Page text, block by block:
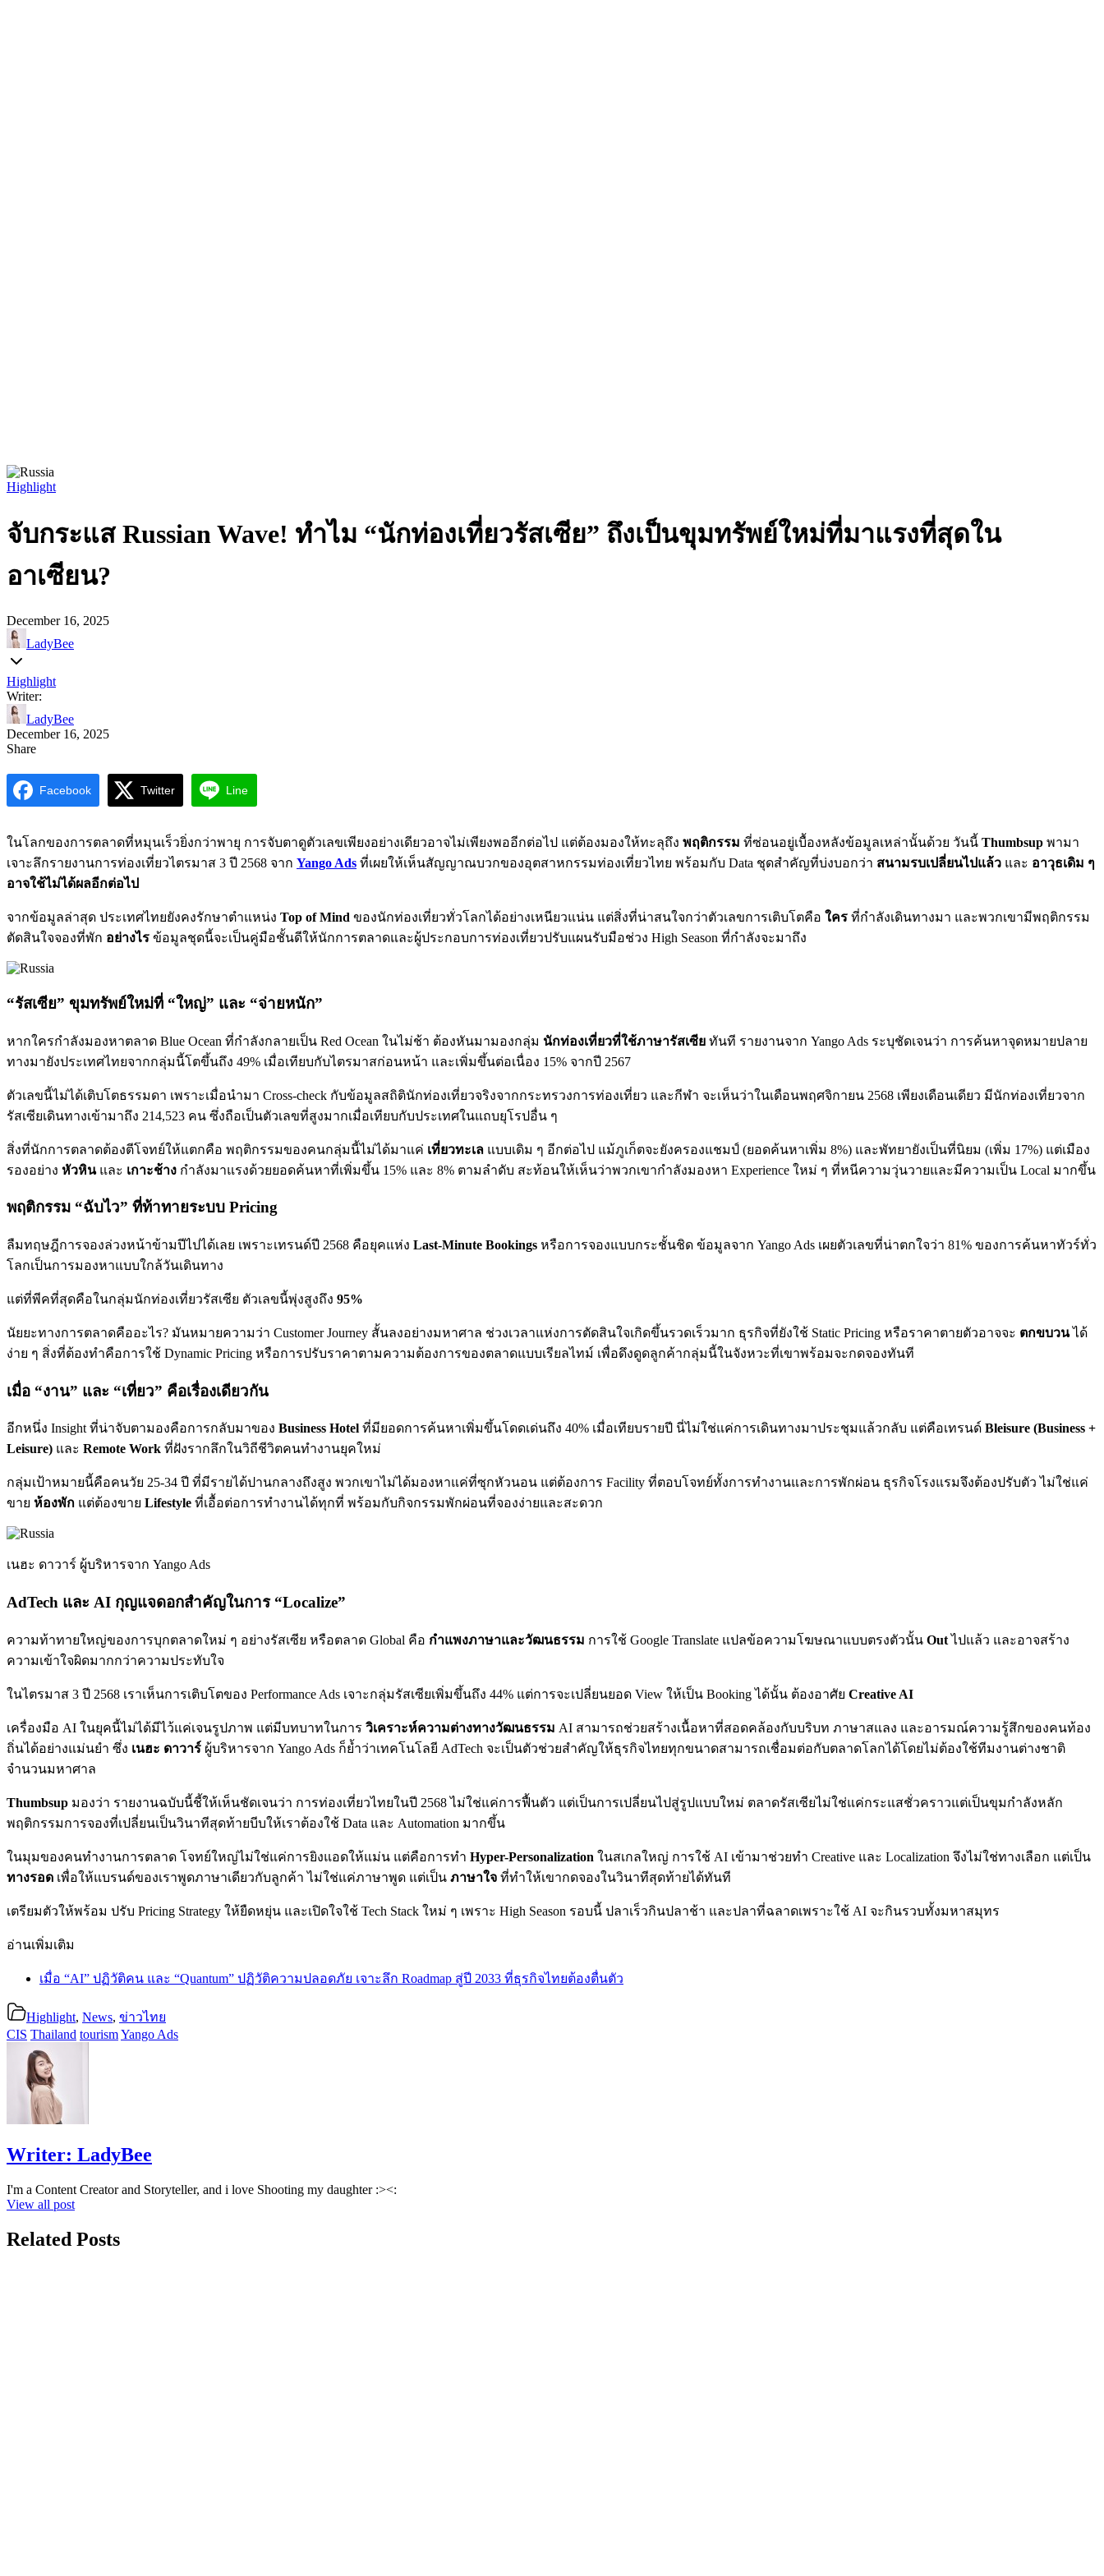
Highlight
จับกระแส Russian Wave! ทำไม “นักท่องเที่ยวรัสเซีย” ถึงเป็นขุมทรัพย์ใหม่ที่มาแรงที่สุดใน
อาเซียน?
December 16, 2025
LadyBee
Highlight
Writer:
LadyBee
December 16, 2025
Share
Facebook Twitter Line
ในโลกของการตลาดที่หมุนเร็วยิ่งกว่าพายุ การจับตาดูตัวเลขเพียงอย่างเดียวอาจไม่เพียงพออีกต่อไป แต่ต้องมองให้ทะลุถึง พฤติกรรม ที่ซ่อนอยู่เบื้องหลังข้อมูลเหล่านั้นด้วย วันนี้ Thumbsup พามา
เจาะลึกรายงานการท่องเที่ยวไตรมาส 3 ปี 2568 จาก Yango Ads ที่เผยให้เห็นสัญญาณบวกของอุตสาหกรรมท่องเที่ยวไทย พร้อมกับ Data ชุดสำคัญที่บ่งบอกว่า สนามรบเปลี่ยนไปแล้ว และ อาวุธเดิม ๆ
อาจใช้ไม่ได้ผลอีกต่อไป
จากข้อมูลล่าสุด ประเทศไทยยังคงรักษาตำแหน่ง Top of Mind ของนักท่องเที่ยวทั่วโลกได้อย่างเหนียวแน่น แต่สิ่งที่น่าสนใจกว่าตัวเลขการเติบโตคือ ใคร ที่กำลังเดินทางมา และพวกเขามีพฤติกรรม
ตัดสินใจจองที่พัก อย่างไร ข้อมูลชุดนี้จะเป็นคู่มือชั้นดีให้นักการตลาดและผู้ประกอบการท่องเที่ยวปรับแผนรับมือช่วง High Season ที่กำลังจะมาถึง
“รัสเซีย” ขุมทรัพย์ใหม่ที่ “ใหญ่” และ “จ่ายหนัก”
หากใครกำลังมองหาตลาด Blue Ocean ที่กำลังกลายเป็น Red Ocean ในไม่ช้า ต้องหันมามองกลุ่ม นักท่องเที่ยวที่ใช้ภาษารัสเซีย ทันที รายงานจาก Yango Ads ระบุชัดเจนว่า การค้นหาจุดหมายปลาย
ทางมายังประเทศไทยจากกลุ่มนี้โตขึ้นถึง 49% เมื่อเทียบกับไตรมาสก่อนหน้า และเพิ่มขึ้นต่อเนื่อง 15% จากปี 2567
ตัวเลขนี้ไม่ได้เติบโตธรรมดา เพราะเมื่อนำมา Cross-check กับข้อมูลสถิตินักท่องเที่ยวจริงจากกระทรวงการท่องเที่ยว และกีฬา จะเห็นว่าในเดือนพฤศจิกายน 2568 เพียงเดือนเดียว มีนักท่องเที่ยวจาก
รัสเซียเดินทางเข้ามาถึง 214,523 คน ซึ่งถือเป็นตัวเลขที่สูงมากเมื่อเทียบกับประเทศในแถบยุโรปอื่น ๆ
สิ่งที่นักการตลาดต้องตีโจทย์ให้แตกคือ พฤติกรรมของคนกลุ่มนี้ไม่ได้มาแค่ เที่ยวทะเล แบบเดิม ๆ อีกต่อไป แม้ภูเก็ตจะยังครองแชมป์ (ยอดค้นหาเพิ่ม 8%) และพัทยายังเป็นที่นิยม (เพิ่ม 17%) แต่เมือง
รองอย่าง หัวหินและ เกาะช้าง กำลังมาแรงด้วยยอดค้นหาที่เพิ่มขึ้น 15% และ 8% ตามลำดับ สะท้อนให้เห็นว่าพวกเขากำลังมองหา Experience ใหม่ ๆ ที่หนีความวุ่นวายและมีความเป็น Local มากขึ้น
พฤติกรรม “ฉับไว” ที่ท้าทายระบบ Pricing
ลืมทฤษฎีการจองล่วงหน้าข้ามปีไปได้เลย เพราะเทรนด์ปี 2568 คือยุคแห่ง Last-Minute Bookings หรือการจองแบบกระชั้นชิด ข้อมูลจาก Yango Ads เผยตัวเลขที่น่าตกใจว่า 81% ของการค้นหาทัวร์ทั่ว
โลกเป็นการมองหาแบบใกล้วันเดินทาง
แต่ที่พีคที่สุดคือในกลุ่มนักท่องเที่ยวรัสเซีย ตัวเลขนี้พุ่งสูงถึง 95%
นัยยะทางการตลาดคืออะไร? มันหมายความว่า Customer Journey สั้นลงอย่างมหาศาล ช่วงเวลาแห่งการตัดสินใจเกิดขึ้นรวดเร็วมาก ธุรกิจที่ยังใช้ Static Pricing หรือราคาตายตัวอาจจะ ตกขบวนได้
ง่าย ๆ สิ่งที่ต้องทำคือการใช้ Dynamic Pricing หรือการปรับราคาตามความต้องการของตลาดแบบเรียลไทม์ เพื่อดึงดูดลูกค้ากลุ่มนี้ในจังหวะที่เขาพร้อมจะกดจองทันที
เมื่อ “งาน” และ “เที่ยว” คือเรื่องเดียวกัน
อีกหนึ่ง Insight ที่น่าจับตามองคือการกลับมาของ Business Hotel ที่มียอดการค้นหาเพิ่มขึ้นโดดเด่นถึง 40% เมื่อเทียบรายปี นี่ไม่ใช่แค่การเดินทางมาประชุมแล้วกลับ แต่คือเทรนด์ Bleisure (Business +
Leisure) และ Remote Work ที่ฝังรากลึกในวิถีชีวิตคนทำงานยุคใหม่
กลุ่มเป้าหมายนี้คือคนวัย 25-34 ปี ที่มีรายได้ปานกลางถึงสูง พวกเขาไม่ได้มองหาแค่ที่ซุกหัวนอน แต่ต้องการ Facility ที่ตอบโจทย์ทั้งการทำงานและการพักผ่อน ธุรกิจโรงแรมจึงต้องปรับตัว ไม่ใช่แค่
ขาย ห้องพัก แต่ต้องขาย Lifestyle ที่เอื้อต่อการทำงานได้ทุกที่ พร้อมกับกิจกรรมพักผ่อนที่จองง่ายและสะดวก
เนฮะ ดาวาร์ ผู้บริหารจาก Yango Ads
AdTech และ AI กุญแจดอกสำคัญในการ “Localize”
ความท้าทายใหญ่ของการบุกตลาดใหม่ ๆ อย่างรัสเซีย หรือตลาด Global คือ กำแพงภาษาและวัฒนธรรม การใช้ Google Translate แปลข้อความโฆษณาแบบตรงตัวนั้น Outไปแล้ว และอาจสร้าง
ความเข้าใจผิดมากกว่าความประทับใจ
ในไตรมาส 3 ปี 2568 เราเห็นการเติบโตของ Performance Ads เจาะกลุ่มรัสเซียเพิ่มขึ้นถึง 44% แต่การจะเปลี่ยนยอด View ให้เป็น Booking ได้นั้น ต้องอาศัย Creative AI
เครื่องมือ AI ในยุคนี้ไม่ได้มีไว้แค่เจนรูปภาพ แต่มีบทบาทในการ วิเคราะห์ความต่างทางวัฒนธรรม AI สามารถช่วยสร้างเนื้อหาที่สอดคล้องกับบริบท ภาษาสแลง และอารมณ์ความรู้สึกของคนท้อง
ถิ่นได้อย่างแม่นยำ ซึ่ง เนฮะ ดาวาร์ ผู้บริหารจาก Yango Ads ก็ย้ำว่าเทคโนโลยี AdTech จะเป็นตัวช่วยสำคัญให้ธุรกิจไทยทุกขนาดสามารถเชื่อมต่อกับตลาดโลกได้โดยไม่ต้องใช้ทีมงานต่างชาติ
จำนวนมหาศาล
Thumbsup มองว่า รายงานฉบับนี้ชี้ให้เห็นชัดเจนว่า การท่องเที่ยวไทยในปี 2568 ไม่ใช่แค่การฟื้นตัว แต่เป็นการเปลี่ยนไปสู่รูปแบบใหม่ ตลาดรัสเซียไม่ใช่แค่กระแสชั่วคราวแต่เป็นขุมกำลังหลัก
พฤติกรรมการจองที่เปลี่ยนเป็นวินาทีสุดท้ายบีบให้เราต้องใช้ Data และ Automation มากขึ้น
ในมุมของคนทำงานการตลาด โจทย์ใหญ่ไม่ใช่แค่การยิงแอดให้แม่น แต่คือการทำ Hyper-Personalization ในสเกลใหญ่ การใช้ AI เข้ามาช่วยทำ Creative และ Localization จึงไม่ใช่ทางเลือก แต่เป็น
ทางรอด เพื่อให้แบรนด์ของเราพูดภาษาเดียวกับลูกค้า ไม่ใช่แค่ภาษาพูด แต่เป็น ภาษาใจ ที่ทำให้เขากดจองในวินาทีสุดท้ายได้ทันที
เตรียมตัวให้พร้อม ปรับ Pricing Strategy ให้ยืดหยุ่น และเปิดใจใช้ Tech Stack ใหม่ ๆ เพราะ High Season รอบนี้ ปลาเร็วกินปลาช้า และปลาที่ฉลาดเพราะใช้ AI จะกินรวบทั้งมหาสมุทร
อ่านเพิ่มเติม
เมื่อ “AI” ปฏิวัติคน และ “Quantum” ปฏิวัติความปลอดภัย เจาะลึก Roadmap สู่ปี 2033 ที่ธุรกิจไทยต้องตื่นตัว
Highlight, News, ข่าวไทย
CIS Thailand tourismYango Ads
Writer: LadyBee
I'm a Content Creator and Storyteller, and i love Shooting my daughter :><:
View all post
Related Posts